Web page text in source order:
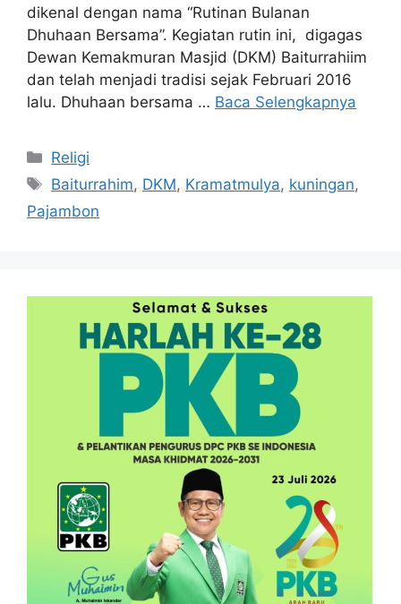
dikenal dengan nama “Rutinan Bulanan
Dhuhaan Bersama”. Kegiatan rutin ini, digagas
Dewan Kemakmuran Masjid (DKM) Baiturrahiim
dan telah menjadi tradisi sejak Februari 2016
lalu. Dhuhaan bersama … Baca Selengkapnya
Kategori
Religi
Tag
Baiturrahim, DKM, Kramatmulya, kuningan,
Pajambon